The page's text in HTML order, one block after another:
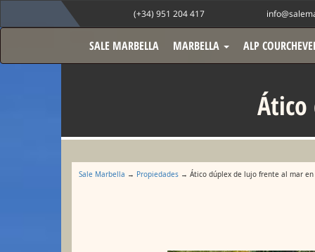
(+34) 951 204 417
SALE MARBELLA MARBELLA ALP
Sale Marbella → Propiedades → Ático dúplex de lujo frente al mar